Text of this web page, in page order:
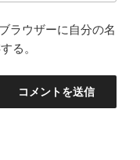
ラウザーに自分の名
る。